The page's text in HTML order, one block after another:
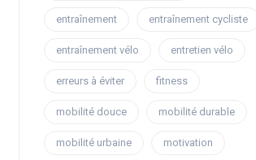
entraînement entraînement cycliste
entraînement vélo entretien vélo
erreurs à éviter fitness
mobilité douce mobilité durable
mobilité urbaine motivation